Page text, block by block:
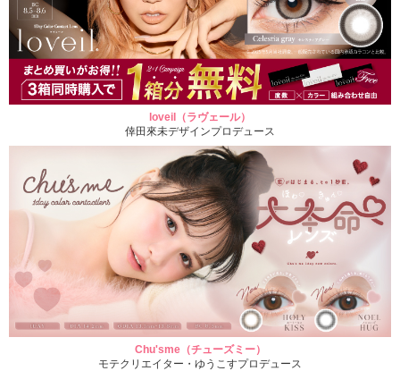
loveil（ラヴェール）
倖田來未デザインプロデュース
Chu'sme（チューズミー）
モテクリエイター・ゆうこすプロデュース